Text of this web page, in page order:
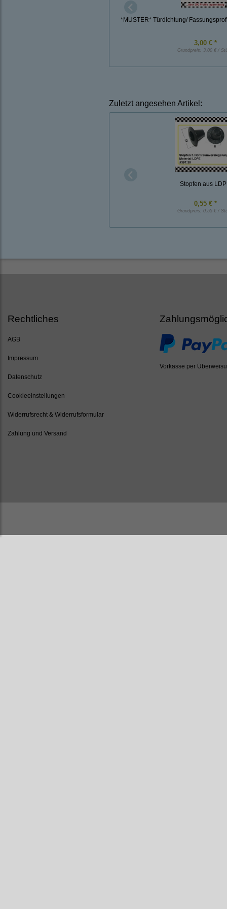
*MUSTER* Türdichtung/
3,00 € *
Grundpreis: 3,00 € /
Zuletzt angesehen Artikel:
Stopfen aus
0,55 € *
Grundpreis: 0,55 € /
Rechtliches
AGB
Impressum
Datenschutz
Cookieeinstellungen
Widerrufsrecht & Widerrufsformular
Zahlung und Versand
Vorkasse per